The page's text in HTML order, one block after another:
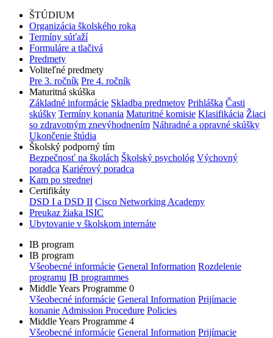
ŠTÚDIUM
Organizácia školského roka
Termíny súťaží
Formuláre a tlačivá
Predmety
Voliteľné predmety
Pre 3. ročník Pre 4. ročník
Maturitná skúška
Základné informácie Skladba predmetov Prihláška Časti
skúšky Termíny konania Maturitné komisie Klasifikácia Žiaci
so zdravotným znevýhodnením Náhradné a opravné skúšky
Ukončenie štúdia
Školský podporný tím
Bezpečnosť na školách Školský psychológ Výchovný
poradca Kariérový poradca
Kam po strednej
Certifikáty
DSD I a DSD II Cisco Networking Academy
Preukaz žiaka ISIC
Ubytovanie v školskom internáte
IB program
IB program
Všeobecné informácie General Information Rozdelenie
programu IB programmes
Middle Years Programme 0
Všeobecné informácie General Information Prijímacie
konanie Admission Procedure Policies
Middle Years Programme 4
Všeobecné informácie General Information Prijímacie